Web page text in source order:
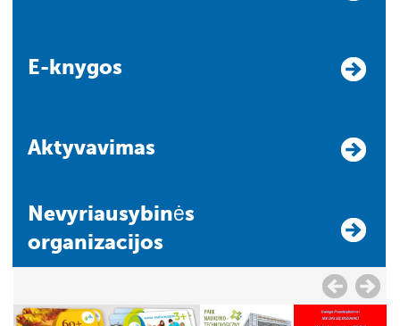
E-knygos
Aktyvavimas
Nevyriausybinės
organizacijos